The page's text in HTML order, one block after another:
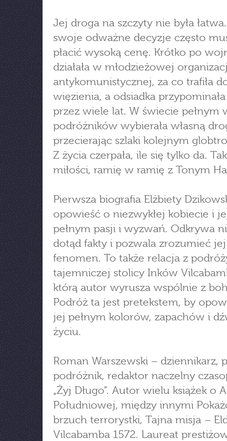
Jej droga na szczyty nie była
swoje odważne decyzje często
płacić wysoką cenę. Krótko po
działała w młodzieżowej
antykomunistycznej, za co trafiła
więzienia, a odsiadka
przez wiele lat. W świecie pełnym
podróżników wybierała własną
przecierając szlaki kolejnym
Z życia czerpała, ile się tylko da.
miłości, ramię w ramię z Tonym
Pierwsza biografia Elżbiety
opowieść o niezwykłej kobiecie i
pełnym pasji i wyzwań. Odkrywa
dotąd fakty i pozwala zrozumieć jej
fenomen. To także relacja z
tajemniczej stolicy Inków
którą autor wyrusza wspólnie z
Podróż ta jest pretekstem, by
jej pełnym kolorów, zapachów i
życiu.
Roman Warszewski – dziennikarz,
podróżnik, redaktor naczelny
„Żyj Długo”. Autor wielu książek o
Południowej, między innymi
brzuch terrorystki, Tajna misja –
Vilcabamba 1572. Laureat